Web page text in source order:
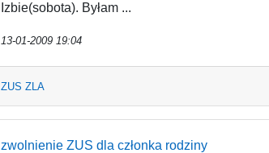
Izbie(sobota). Byłam ...
13-01-2009 19:04
ZUS ZLA
zwolnienie ZUS dla członka rodziny